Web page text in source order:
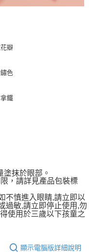
瓣
色
鐵
塗抹於眼部。
，請詳見產品包裝標
不慎進入眼睛,請立即以
過敏,請立即停止使用,勿
使用於三歲以下孩童之
顯示電腦版詳細說明